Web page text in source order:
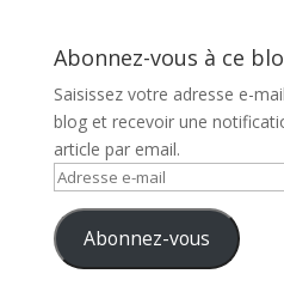
Abonnez-vous à ce
Saisissez votre adresse e-
blog et recevoir une
article par email.
Adresse
mail Abonnez-vous